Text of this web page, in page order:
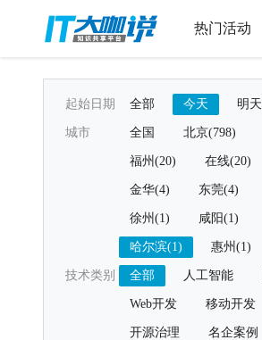
热门活动
起始日期 全部 今天 明天
城市 全国 北京(798)
福州(20) 在线(20)
金华(4) 东莞(4)
徐州(1) 咸阳(1)
哈尔滨(1) 惠州(1)
技术类别 全部 人工智能
Web开发 移动开发
开源治理 名企案例